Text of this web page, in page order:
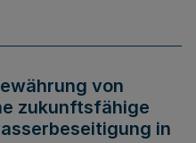
von
zukunftsfähige
in